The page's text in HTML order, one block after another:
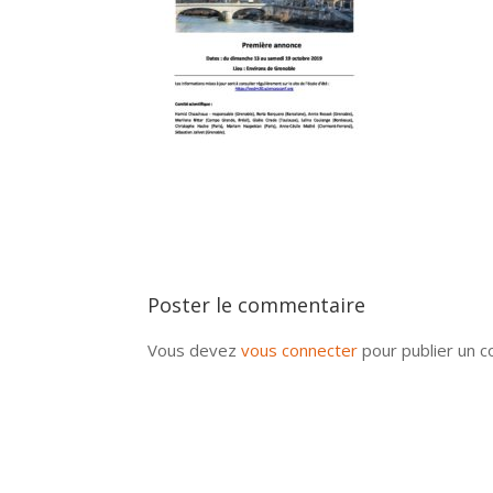
Poster le commentaire
Vous devezvous connecter pour publier un